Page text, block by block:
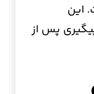
این
پس از